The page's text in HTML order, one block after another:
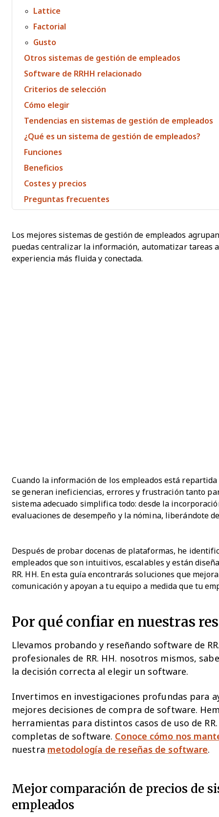
Lattice
Factorial
Gusto
Otros sistemas de gestión de empleados
Software de RRHH relacionado
Criterios de selección
Cómo elegir
Tendencias en sistemas de gestión de empleados
¿Qué es un sistema de gestión de empleados?
Funciones
Beneficios
Costes y precios
Preguntas frecuentes
Los mejores sistemas de gestión de empleados
puedas centralizar la información, automatizar tareas
experiencia más fluida y conectada.
Cuando la información de los empleados está
se generan ineficiencias, errores y frustración tanto
sistema adecuado simplifica todo: desde la
evaluaciones de desempeño y la nómina, liberándote
Después de probar docenas de plataformas, he
empleados que son intuitivos, escalables y están
RR. HH. En esta guía encontrarás soluciones que
comunicación y apoyan a tu equipo a medida que tu
Por qué confiar en nuestras
Llevamos probando y reseñando software de
profesionales de RR. HH. nosotros mismos,
la decisión correcta al elegir un software.
Invertimos en investigaciones profundas para
mejores decisiones de compra de software.
herramientas para distintos casos de uso de
completas de software. Conoce cómo nos
nuestra metodología de reseñas de software.
Mejor comparación de precios de
empleados